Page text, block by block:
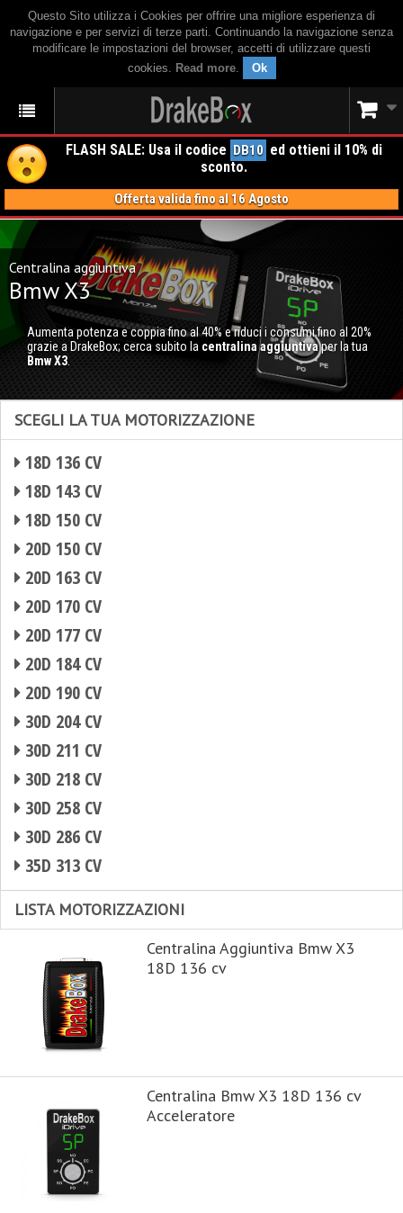
Questo Sito utilizza i Cookies per offrire una migliore esperienza di
navigazione e per servizi di terze parti. Continuando la navigazione senza
modificare le impostazioni del browser, accetti di utilizzare questi
cookies. Read more. Ok
FLASH SALE: Usa il codice DB10 ed ottieni il 10% di
sconto.
Offerta valida fino al 16 Agosto
Centralina aggiuntiva
Bmw X3
Aumenta potenza e coppia fino al 40% e riduci i consumi fino al 20%
grazie a DrakeBox; cerca subito la centralina aggiuntivaper la tua
Bmw X3
SCEGLI LA TUA MOTORIZZAZIONE
18D 136 CV
18D 143 CV
18D 150 CV
20D 150 CV
20D 163 CV
20D 170 CV
20D 177 CV
20D 184 CV
20D 190 CV
30D 204 CV
30D 211 CV
30D 218 CV
30D 258 CV
30D 286 CV
35D 313 CV
LISTA MOTORIZZAZIONI
Centralina Aggiuntiva Bmw X3
18D 136 cv
Centralina Bmw X3 18D 136 cv
Acceleratore